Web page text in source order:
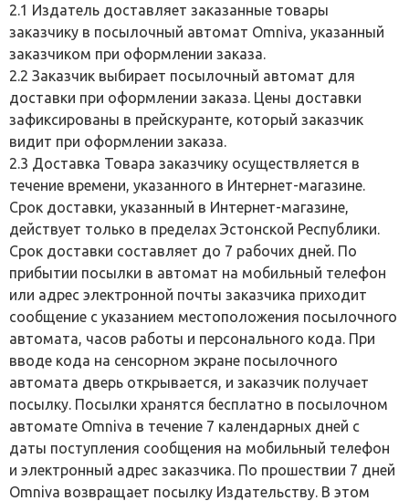
2.1 Издатель доставляет заказанные товары
заказчику в посылочный автомат Omniva, указанный
заказчиком при оформлении заказа.
2.2 Заказчик выбирает посылочный автомат для
доставки при оформлении заказа. Цены доставки
зафиксированы в прейскуранте, который заказчик
видит при оформлении заказа.
2.3 Доставка Товара заказчику осуществляется в
течение времени, указанного в Интернет-магазине.
Срок доставки, указанный в Интернет-магазине,
действует только в пределах Эстонской Республики.
Срок доставки составляет до 7 рабочих дней. По
прибытии посылки в автомат на мобильный телефон
или адрес электронной почты заказчика приходит
сообщение с указанием местоположения посылочного
автомата, часов работы и персонального кода. При
вводе кода на сенсорном экране посылочного
автомата дверь открывается, и заказчик получает
посылку. Посылки хранятся бесплатно в посылочном
автомате Omniva в течение 7 календарных дней с
даты поступления сообщения на мобильный телефон
и электронный адрес заказчика. По прошествии 7 дней
Omniva возвращает посылку Издательству. В этом